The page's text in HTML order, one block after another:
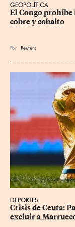
GEOPOLÍTICA
El Congo prohíbe
cobre y cobalto
Por Reuters
DEPORTES
Crisis de Ceuta:
excluir a